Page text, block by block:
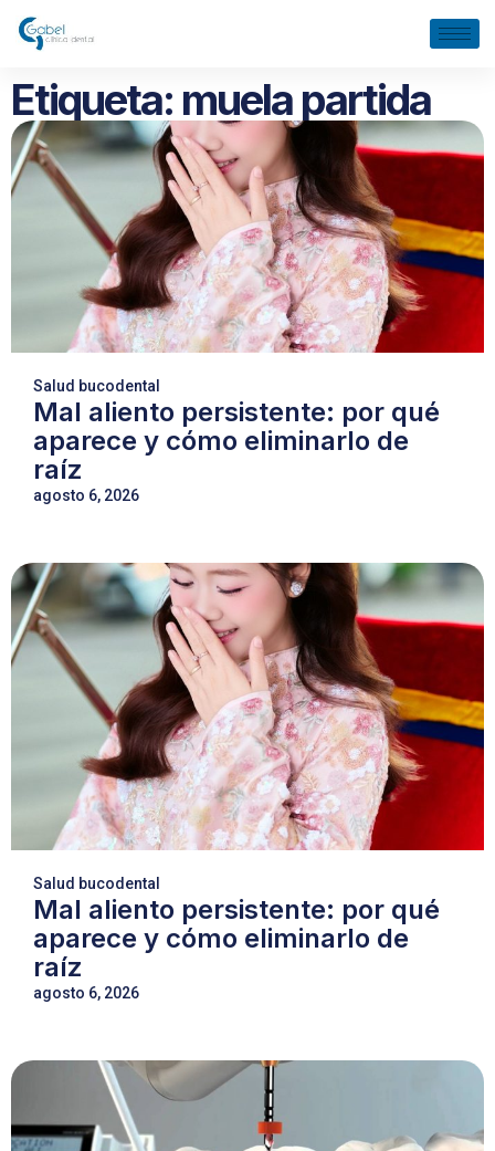
Etiqueta: muela partida
Salud bucodental
Mal aliento persistente: por qué
aparece y cómo eliminarlo de
raíz
agosto 6, 2026
Salud bucodental
Mal aliento persistente: por qué
aparece y cómo eliminarlo de
raíz
agosto 6, 2026